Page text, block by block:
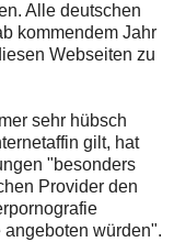
Alle deutschen
kommendem Jahr
Webseiten zu
sehr hübsch
gilt, hat
"besonders
Provider den
würden".